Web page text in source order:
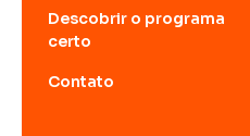
Descobrir o programa
certo
Contato